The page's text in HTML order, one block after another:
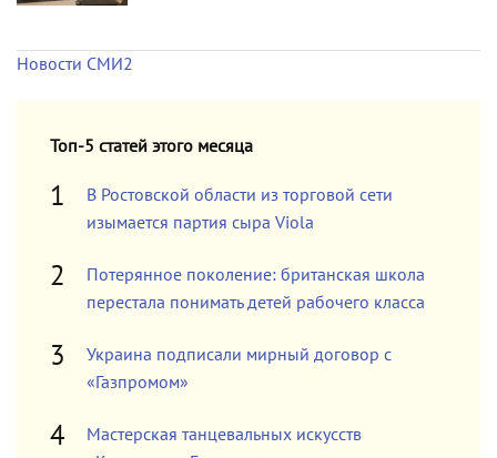
Новости СМИ2
Топ-5 статей этого месяца
В Ростовской области из торговой сети
изымается партия сыра Viola
Потерянное поколение: британская школа
перестала понимать детей рабочего класса
Украина подписали мирный договор с
«Газпромом»
Мастерская танцевальных искусств